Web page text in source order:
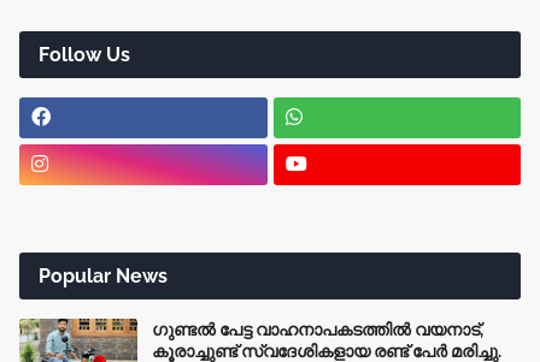
Follow Us
Popular News
ഗുണ്ടൽ പേട്ട വാഹനാപകടത്തിൽ വയനാട്,
കൂരാച്ചുണ്ട് സ്വദേശികളായ രണ്ട് പേർ മരിച്ചു.